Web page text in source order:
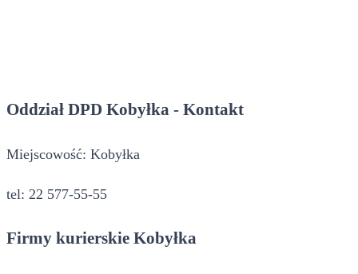
Oddział DPD Kobyłka - Kontakt
Miejscowość: Kobyłka
tel: 22 577-55-55
Firmy kurierskie Kobyłka